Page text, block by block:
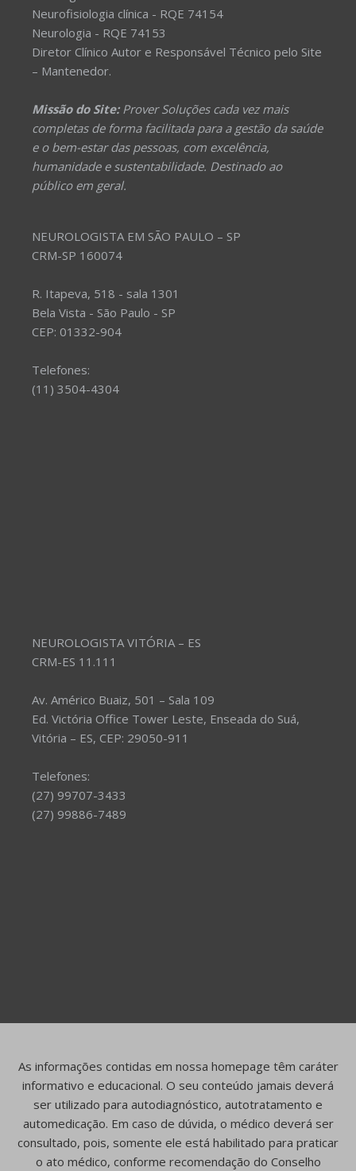
Neurofisiologia clínica - RQE 74154
Neurologia - RQE 74153
Diretor Clínico Autor e Responsável Técnico pelo Site
– Mantenedor.
Missão do Site:Prover Soluções cada vez mais
completas de forma facilitada para a gestão da saúde
e o bem-estar das pessoas, com excelência,
humanidade e sustentabilidade. Destinado ao
público em geral.
NEUROLOGISTA EM SÃO PAULO – SP
CRM-SP 160074
R. Itapeva, 518 - sala 1301
Bela Vista - São Paulo - SP
CEP: 01332-904
Telefones:
(11) 3504-4304
NEUROLOGISTA VITÓRIA – ES
CRM-ES 11.111
Av. Américo Buaiz, 501 – Sala 109
Ed. Victória Office Tower Leste, Enseada do Suá,
Vitória – ES, CEP: 29050-911
Telefones:
(27) 99707-3433
(27) 99886-7489
As informações contidas em nossa homepage têm caráter
informativo e educacional. O seu conteúdo jamais deverá
ser utilizado para autodiagnóstico, autotratamento e
automedicação. Em caso de dúvida, o médico deverá ser
consultado, pois, somente ele está habilitado para praticar
o ato médico, conforme recomendação do Conselho